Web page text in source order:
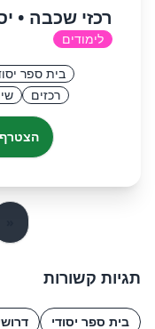
רכזי שכבה •
לימודים
בית ספר
רכזים
תגיות קשורות
בית ספר יסודי